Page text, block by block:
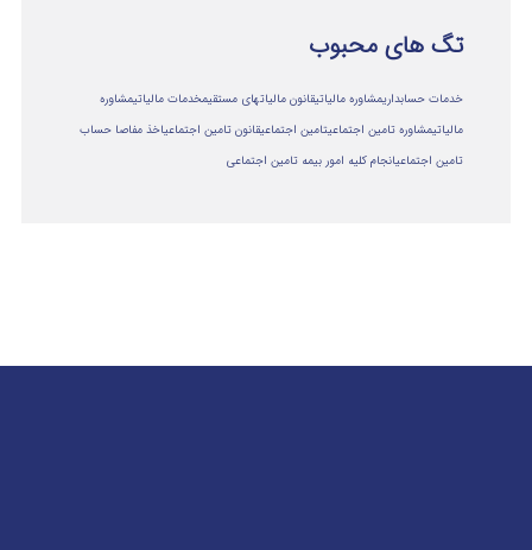
تگ های محبوب
خدمات حسابداریمشاوره مالیاتیقانون مالیاتهای مستقیمخدمات مالیاتیمشاوره
مالياتيمشاوره تامین اجتماعیتامین اجتماعیقانون تامین اجتماعیاخذ مفاصا حساب
تامین اجتماعیانجام کلیه امور بیمه تامین اجتماعی